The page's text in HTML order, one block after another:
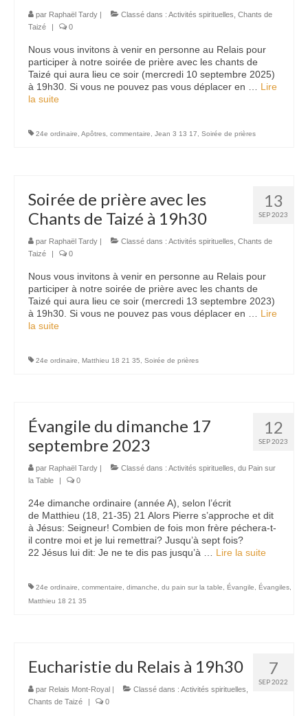
par Raphaël Tardy | Classé dans : Activités spirituelles Chants de
Taizé
| 0
Nous vous invitons à venir en personne au Relais pour
participer à notre soirée de prière avec les chants de
Taizé qui aura lieu ce soir (mercredi 10 septembre 2025)
à 19h30. Si vous ne pouvez pas vous déplacer en … Lire
la suite­­
24e ordinaire Apôtres commentaire Jean 3 13 17 Soirée de prières
13
SEP 2023
Soirée de prière avec les
Chants de Taizé à 19h30
par Raphaël Tardy | Classé dans : Activités spirituelles Chants de
Taizé
| 0
Nous vous invitons à venir en personne au Relais pour
participer à notre soirée de prière avec les chants de
Taizé qui aura lieu ce soir (mercredi 13 septembre 2023)
à 19h30. Si vous ne pouvez pas vous déplacer en … Lire
la suite­­
24e ordinaire Matthieu 18 21 35 Soirée de prières
12
SEP 2023
Évangile du dimanche 17
septembre 2023
par Raphaël Tardy | Classé dans : Activités spirituelles du Pain sur
la Table
| 0
24e dimanche ordinaire (année A), selon l’écrit
de Matthieu (18, 21-35) 21 Alors Pierre s’approche et dit
à Jésus: Seigneur! Combien de fois mon frère péchera-t-
il contre moi et je lui remettrai? Jusqu’à sept fois?
22 Jésus lui dit: Je ne te dis pas jusqu’à … Lire la suite­­
24e ordinaire commentaire dimanche du pain sur la table Évangile Évangiles
Matthieu 18 21 35
7
SEP 2022
Eucharistie du Relais à 19h30
par Relais Mont-Royal | Classé dans : Activités spirituelles
Chants de Taizé
| 0